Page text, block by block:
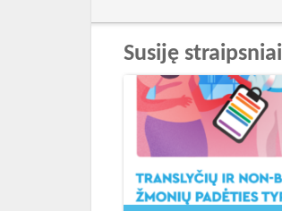
Susiję straipsniai